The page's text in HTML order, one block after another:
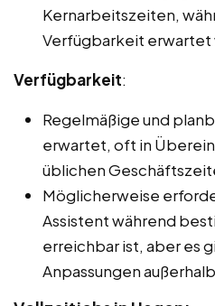
Kernarbeitszeiten,
Verfügbarkeit erwartet
Verfügbarkeit:
Regelmäßige und
erwartet, oft in
üblichen
Möglicherweise
Assistent während
erreichbar ist, aber es
Anpassungen